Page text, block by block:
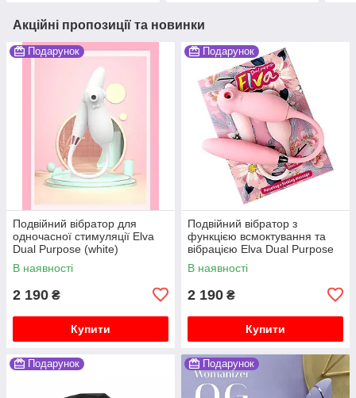
Акційні пропозиції та новинки
Подарунок
Подвійний вібратор для
одночасної стимуляції Elva
Dual Purpose (white)
В наявності
2 190 ₴
Купити
Подарунок
Подвійний вібратор з
функцією всмоктування та
вібрацією Elva Dual Purpose
В наявності
2 190 ₴
Купити
Подарунок Подарунок